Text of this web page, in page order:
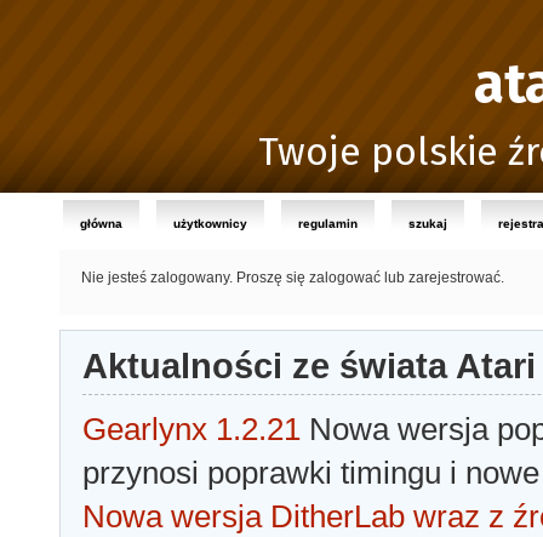
Twoje polskie
główna użytkownicy regulamin szukaj
Nie jesteś zalogowany. Proszę się zalogować lub zarejestrować.
Aktualności ze świata Atari
Gearlynx 1.2.21 Nowa wersja
przynosi poprawki timingu i
Nowa wersja DitherLab wraz z